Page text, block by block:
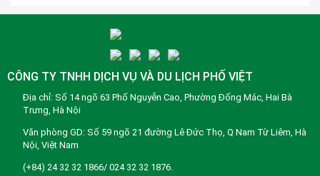
CÔNG TY TNHH DỊCH VỤ VÀ DU LỊCH PHỐ VIỆT
Địa chỉ: Số 14 ngõ 63 Phố Nguyễn Cao, Phường Đống Mác, Hai Bà
Trưng, Hà Nội
Văn phòng GD: Số 59 ngõ 21 đường Lê Đức Thọ, Q Nam Từ Liêm, Hà
Nội, Việt Nam
(+84) 24 32 32 1866/ 024 32 32 1876.